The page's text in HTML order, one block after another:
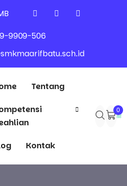
9909-506
Tentang
Kontak
0